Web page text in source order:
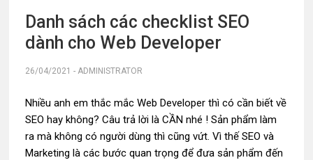
Danh sách các checklist SEO
dành cho Web Developer
26/04/2021 - ADMINISTRATOR
Nhiều anh em thắc mắc Web Developer thì có cần biết về
SEO hay không? Câu trả lời là CẦN nhé ! Sản phẩm làm
ra mà không có người dùng thì cũng vứt. Vì thế SEO và
Marketing là các bước quan trọng để đưa sản phẩm đến